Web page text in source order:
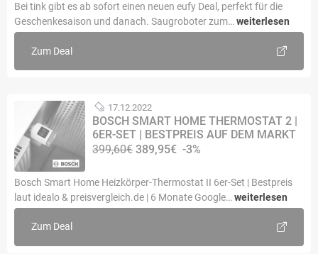
Bei tink gibt es ab sofort einen neuen eufy Deal, perfekt für die
Geschenkesaison und danach. Saugroboter zum…weiterlesen
Zum Deal
17.12.2022
BOSCH SMART HOME THERMOSTAT 2 |
6ER-SET | BESTPREIS AUF DEM MARKT
399,60€ 389,95€ -3%
Bosch Smart Home Heizkörper-Thermostat II 6er-Set | Bestpreis
laut idealo & preisvergleich.de | 6 Monate Google… weiterlesen
Zum Deal